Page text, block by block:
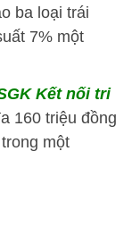
ba loại trái
7% một
Kết nối tri
160 triệu đồng
một